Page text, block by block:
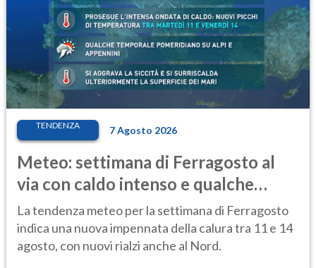
TENDENZA 7 Agosto 2026
Meteo: settimana di Ferragosto al
via con caldo intenso e qualche
temporale
La tendenza meteo per la settimana di Ferragosto
indica una nuova impennata della calura tra 11 e 14
agosto, con nuovi rialzi anche al Nord.